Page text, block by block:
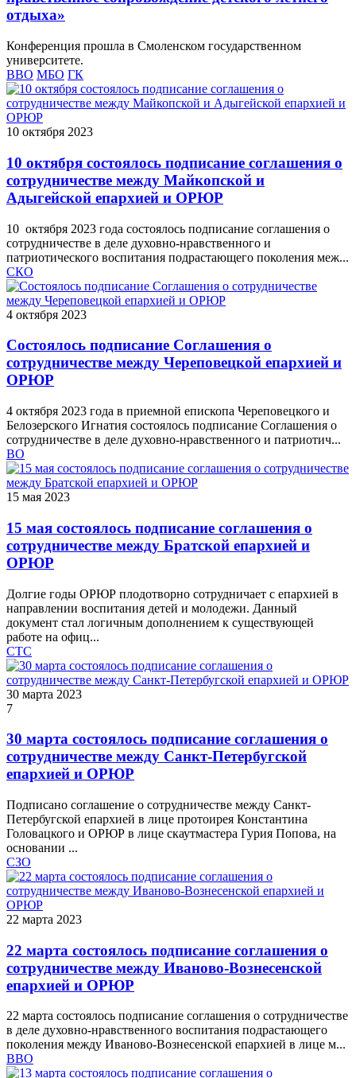
отдыха»
Конференция прошла в Смоленском государственном
университете.
ВВО МБО ГК
10 октября 2023
10 октября состоялось подписание соглашения о
сотрудничестве между Майкопской и
Адыгейской епархией и ОРЮР
10 октября 2023 года состоялось подписание соглашения о
сотрудничестве в деле духовно-нравственного и
патриотического воспитания подрастающего поколения меж...
СКО
4 октября 2023
Состоялось подписание Соглашения о
сотрудничестве между Череповецкой епархией и
ОРЮР
4 октября 2023 года в приемной епископа Череповецкого и
Белозерского Игнатия состоялось подписание Соглашения о
сотрудничестве в деле духовно-нравственного и патриотич...
ВО
15 мая 2023
15 мая состоялось подписание соглашения о
сотрудничестве между Братской епархией и
ОРЮР
Долгие годы ОРЮР плодотворно сотрудничает с епархией в
направлении воспитания детей и молодежи. Данный
документ стал логичным дополнением к существующей
работе на офиц...
СТС
30 марта 2023
7
30 марта состоялось подписание соглашения о
сотрудничестве между Санкт-Петербугской
епархией и ОРЮР
Подписано соглашение о сотрудничестве между Санкт-
Петербугской епархией в лице протоирея Константина
Головацкого и ОРЮР в лице скаутмастера Гурия Попова, на
основании ...
СЗО
22 марта 2023
22 марта состоялось подписание соглашения о
сотрудничестве между Иваново-Вознесенской
епархией и ОРЮР
22 марта состоялось подписание соглашения о сотрудничестве
в деле духовно-нравственного воспитания подрастающего
поколения между Иваново-Вознесенской епархией в лице м...
ВВО